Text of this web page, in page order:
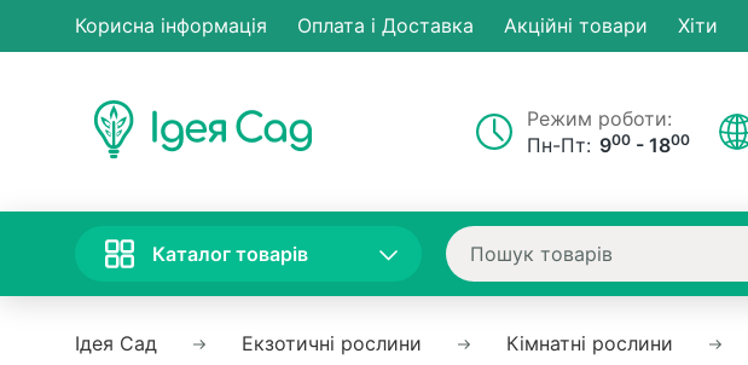
Корисна інформація Оплата і Доставка Акційні товари Хiти
Режим роботи:
Пн-Пт: 900 - 1800
Каталог товарів
Ідея Сад Екзотичні рослини Кімнатні рослини